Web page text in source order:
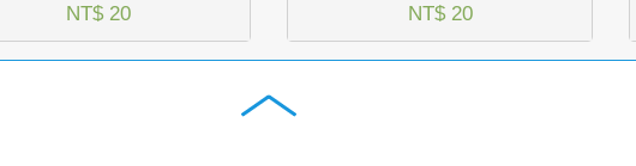
NT$ 20
NT$ 20